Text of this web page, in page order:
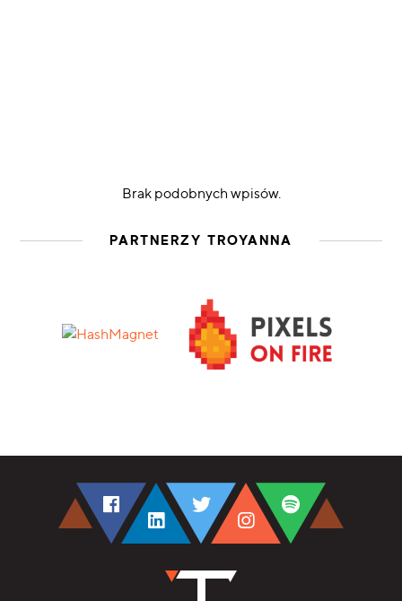
Brak podobnych wpisów.
PARTNERZY TROYANNA